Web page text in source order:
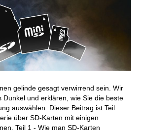
gelinde gesagt verwirrend sein. Wir
Dunkel und erklären, wie Sie die beste
auswählen. Dieser Beitrag ist Teil
über SD-Karten mit einigen
Teil 1 - Wie man SD-Karten